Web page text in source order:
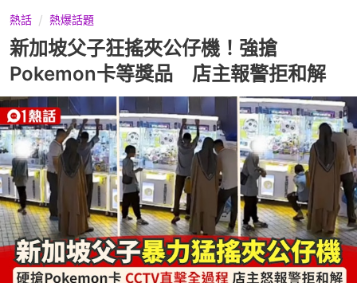
熱話 熱爆話題
新加坡父子狂搖夾公仔機！強搶
Pokemon卡等獎品 店主報警拒和解